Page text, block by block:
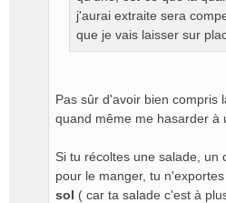
j'aurai extraite sera
que je vais laisser sur
Pas sûr d'avoir bien compris
quand même me hasarder à
Si tu récoltes une salade, un
pour le manger, tu
sol ( car ta salade c'est à